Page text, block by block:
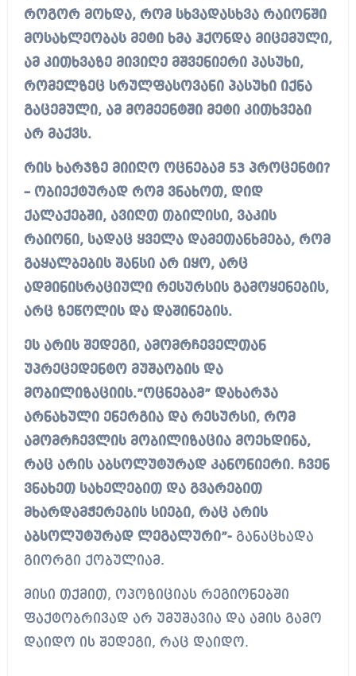
როგორ მოხდა, რომ სხვადასხვა რაიონში
მოსახლეობას მეტი ხმა ჰქონდა მიცემული,
ამ კითხვაზე მივიღე მშვენიერი პასუხი,
რომელზეც სრულფასოვანი პასუხი იქნა
გაცემული, ამ მომეენტში მეტი კითხვები
არ მაქვს.
რის ხარჯზე მიიღო ოცნებამ 53 პროცენტი?
– ობიექტურად რომ ვნახოთ, დიდ
ქალაქებში, ავიღთ თბილისი, ვაკის
რაიონი, სადაც ყველა დამეთანხმება, რომ
გაყალბების შანსი არ იყო, არც
ადმინისრაციული რესურსის გამოყენების,
არც ზეწოლის და დაშინების.
ეს არის შედეგი, ამომრჩეველთან
უპრეცედენტო მუშაობის და
მობილიზაციის.”ოცნებამ” დახარჯა
არნახული ენერგია და რესურსი, რომ
ამომრჩევლის მობილიზაცია მოეხდინა,
რაც არის აბსოლუტურად კანონიერი. ჩვენ
ვნახეთ სახელებით და გვარებით
მხარდამჭერების სიები, რაც არის
აბსოლუტურად ლეგალური”-განაცხადა
გიორგი ქობულიამ.
მისი თქმით, ოპოზიციას რეგიონებში
ფაქტობრივად არ უმუშავია და ამის გამო
დაიდო ის შედეგი, რაც დაიდო.